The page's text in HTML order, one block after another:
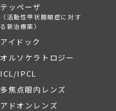
テッペーザ
（活動性甲状腺眼症に対す
る新治療薬）
アイドック
オルソケラトロジー
ICL/IPCL
多焦点眼内レンズ
アドオンレンズ